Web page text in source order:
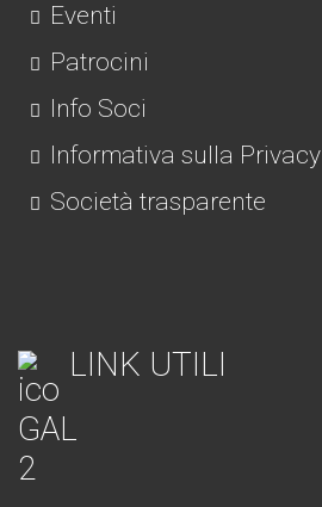
Eventi
Patrocini
Info Soci
Informativa sulla Privacy
Società trasparente
LINK UTILI